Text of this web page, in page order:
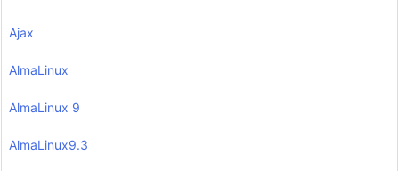
Ajax
AlmaLinux
AlmaLinux 9
AlmaLinux9.3